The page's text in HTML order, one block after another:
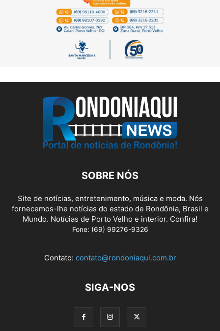
SOBRE NÓS
Site de notícias, entretenimento, música e moda. Nós
fornecemos-lhe notícias do estado de Rondônia, Brasil e
Mundo. Notícias de Porto Velho e interior. Confira!
Fone: (69) 99276-9326
Contato: contato@rondoniaqui.com.br
SIGA-NOS